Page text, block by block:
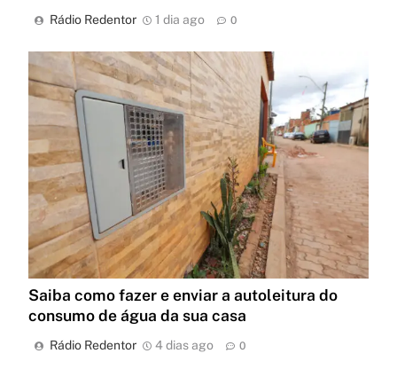
Rádio Redentor 1 dia ago 0
Saiba como fazer e enviar a autoleitura do
consumo de água da sua casa
Rádio Redentor 4 dias ago 0